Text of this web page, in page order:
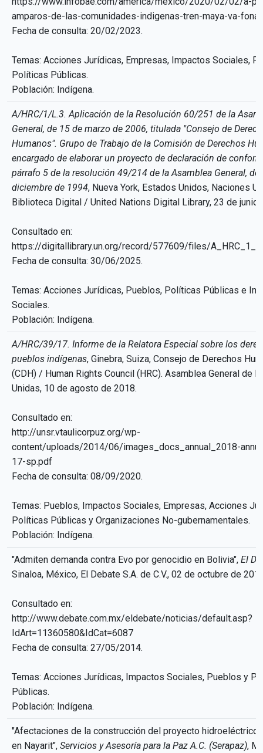
amparos-de-las-comunidades-indigenas-tren-maya-va-
Fecha de consulta: 20/02/2023.
Temas: Acciones Jurídicas, Empresas, Impactos Sociales,
Políticas Públicas.
Población: Indígena.
A/HRC/1/L.3. Aplicación de la Resolución 60/251 de la
General, de 15 de marzo de 2006, titulada "Consejo de
Humanos". Grupo de Trabajo de la Comisión de Derechos
encargado de elaborar un proyecto de declaración de
párrafo 5 de la resolución 49/214 de la Asamblea General, de
diciembre de 1994, Nueva York, Estados Unidos, Naciones
Biblioteca Digital / United Nations Digital Library, 23 de junio
Consultado en:
https://digitallibrary.un.org/record/577609/files/
Fecha de consulta: 30/06/2025.
Temas: Acciones Jurídicas, Pueblos, Políticas Públicas e
Sociales.
Población: Indígena.
A/HRC/39/17. Informe de la Relatora Especial sobre los
pueblos indígenas, Ginebra, Suiza, Consejo de Derechos
(CDH) / Human Rights Council (HRC). Asamblea General de
Unidas, 10 de agosto de 2018.
Consultado en:
http://unsr.vtaulicorpuz.org/wp-
content/uploads/2014/06/images_docs_annual_2018-
17-sp.pdf
Fecha de consulta: 08/09/2020.
Temas: Pueblos, Impactos Sociales, Empresas, Acciones
Políticas Públicas y Organizaciones No-gubernamentales.
Población: Indígena.
"Admiten demanda contra Evo por genocidio en Bolivia", El
Sinaloa, México, El Debate S.A. de C.V., 02 de octubre de
Consultado en:
http://www.debate.com.mx/eldebate/noticias/default.asp?
IdArt=11360580&IdCat=6087
Fecha de consulta: 27/05/2014.
Temas: Acciones Jurídicas, Impactos Sociales, Pueblos y
Públicas.
Población: Indígena.
"Afectaciones de la construcción del proyecto hidroeléctrico
en Nayarit", Servicios y Asesoría para la Paz A.C. (Serapaz),